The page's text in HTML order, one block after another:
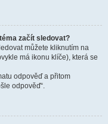
začít sledovat?
můžete kliknutím na
má ikonu klíče), která se
odpověď a přitom
odpověď“.